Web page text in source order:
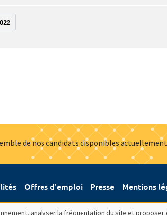
de nos candidats disponibles
Offres d'emploi Presse Mentions
analyser la fréquentation du site et